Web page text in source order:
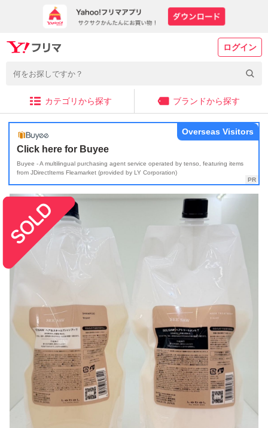
ログイン
カテゴリから探す ブランドから探す
Click here for Buyee
Buyee - A multilingual purchasing agent service operated by tenso, featuring items
from JDirectItems Fleamarket (provided by LY Corporation)
Overseas Visitors